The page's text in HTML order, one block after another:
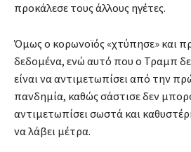
προκάλεσε τους άλλους ηγέτες.
Όμως ο κορωνοϊός «χτύπησε» και
δεδομένα, ενώ αυτό που ο Τραμπ
είναι να αντιμετωπίσει από την
πανδημία, καθώς σάστισε δεν
αντιμετωπίσει σωστά και
να λάβει μέτρα.